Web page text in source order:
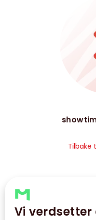
Vi
Tilbake